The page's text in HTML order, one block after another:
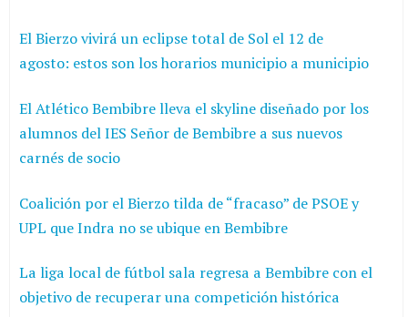
El Bierzo vivirá un eclipse total de Sol el 12 de
agosto: estos son los horarios municipio a municipio
El Atlético Bembibre lleva el skyline diseñado por los
alumnos del IES Señor de Bembibre a sus nuevos
carnés de socio
Coalición por el Bierzo tilda de “fracaso” de PSOE y
UPL que Indra no se ubique en Bembibre
La liga local de fútbol sala regresa a Bembibre con el
objetivo de recuperar una competición histórica